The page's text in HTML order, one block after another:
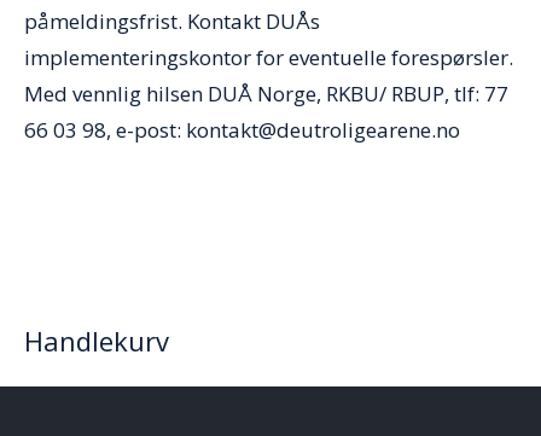
påmeldingsfrist. Kontakt DUÅs
implementeringskontor for eventuelle forespørsler.
Med vennlig hilsen DUÅ Norge, RKBU/ RBUP, tlf: 77
66 03 98, e-post: kontakt@deutroligearene.no
Handlekurv